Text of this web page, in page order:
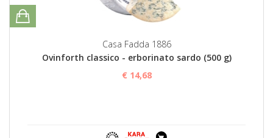
Casa Fadda 1886
Ovinforth classico - erborinato sardo (500 g)
€ 14,68